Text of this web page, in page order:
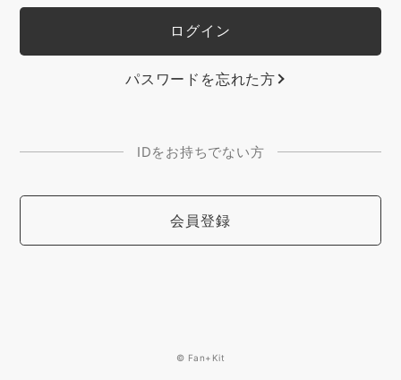
パスワードを忘れた方
IDをお持ちでない方
会員登録
© Fan+Kit